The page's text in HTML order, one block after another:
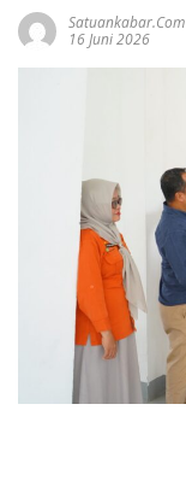
Satuankabar.com
16 Juni 2026